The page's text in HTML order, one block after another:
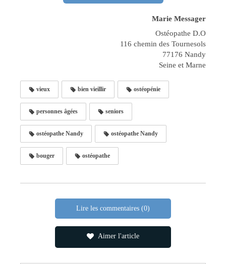
Marie Messager
Ostéopathe D.O
116 chemin des Tournesols
77176 Nandy
Seine et Marne
vieux bien vieillir ostéopénie
personnes âgées seniors
ostéopathe Nandy ostéopathe Nandy
bouger ostéopathe
Lire les commentaires (0)
Aimer l'article